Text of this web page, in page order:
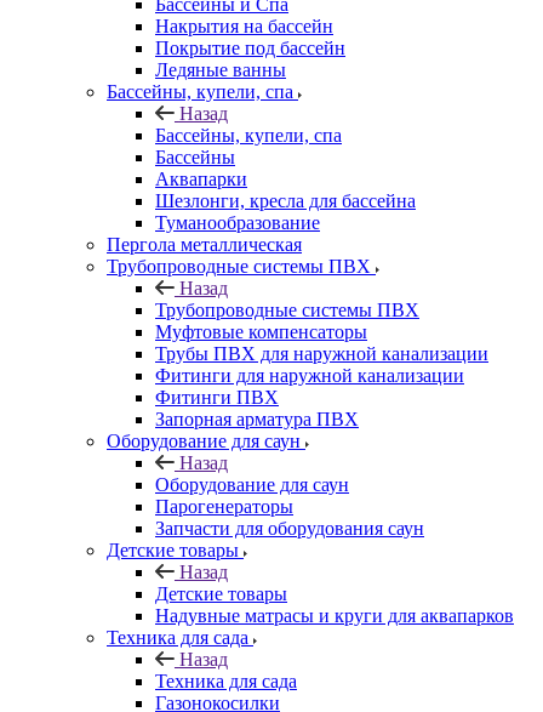
Бассейны и Спа
Накрытия на бассейн
Покрытие под бассейн
Ледяные ванны
Бассейны, купели, спа
Назад
Бассейны, купели, спа
Бассейны
Аквапарки
Шезлонги, кресла для бассейна
Туманообразование
Пергола металлическая
Трубопроводные системы ПВХ
Назад
Трубопроводные системы ПВХ
Муфтовые компенсаторы
Трубы ПВХ для наружной канализации
Фитинги для наружной канализации
Фитинги ПВХ
Запорная арматура ПВХ
Оборудование для саун
Назад
Оборудование для саун
Парогенераторы
Запчасти для оборудования саун
Детские товары
Назад
Детские товары
Надувные матрасы и круги для аквапарков
Техника для сада
Назад
Техника для сада
Газонокосилки